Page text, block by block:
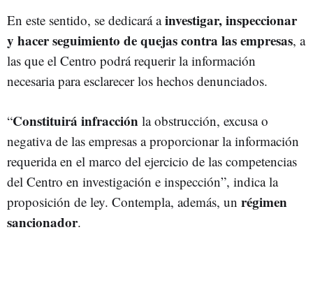
En este sentido, se dedicará ainvestigar, inspeccionar
y hacer seguimiento de quejas contra las empresas, a
las que el Centro podrá requerir la información
necesaria para esclarecer los hechos denunciados.
“Constituirá infracción la obstrucción, excusa o
negativa de las empresas a proporcionar la información
requerida en el marco del ejercicio de las competencias
del Centro en investigación e inspección”, indica la
proposición de ley. Contempla, además, un régimen
sancionador.